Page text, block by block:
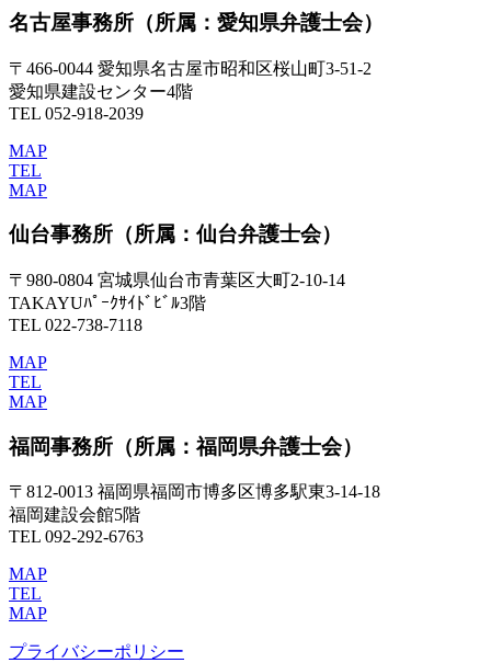
名古屋事務所 （所属：愛知県弁護士会）
〒466-0044 愛知県名古屋市昭和区桜山町3-51-2
愛知県建設センター4階
TEL 052-918-2039
MAP
TEL
MAP
仙台事務所 （所属：仙台弁護士会）
〒980-0804 宮城県仙台市青葉区大町2-10-14
TAKAYUﾊﾟｰｸｻｲﾄﾞﾋﾞﾙ3階
TEL 022-738-7118
MAP
TEL
MAP
福岡事務所 （所属：福岡県弁護士会）
〒812-0013 福岡県福岡市博多区博多駅東3-14-18
福岡建設会館5階
TEL 092-292-6763
MAP
TEL
MAP
プライバシーポリシー